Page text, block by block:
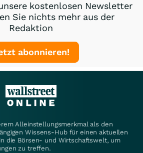
kostenlosen Newsletter
Sie nichts mehr aus der
Redaktion
abonnieren!
Alleinstellungsmerkmal als den
Wissens-Hub für einen aktuellen
die Börsen- und Wirtschaftswelt, um
zu treffen.